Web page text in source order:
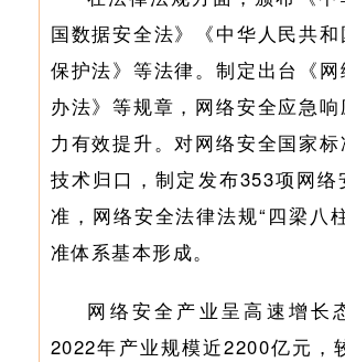
国数据安全法》《中华人民共
保护法》等法律。制定出台《网
办法》等规章，网络安全应急
力有效提升。对网络安全国家
技术归口，制定发布353项网络
准，网络安全法律法规“四梁八
准体系基本形成。
网络安全产业呈高速增长
2022年产业规模近2200亿元，